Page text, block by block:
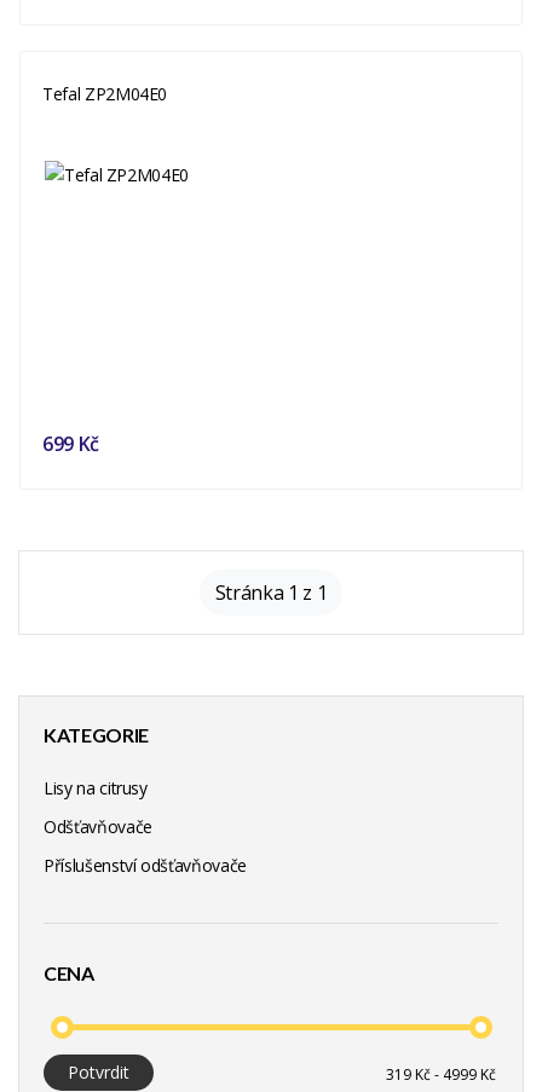
KATEGORIE
Lisy na citrusy
Odšťavňovače
Příslušenství odšťavňovače
CENA
Potvrdit
Tefal ZP2M04E0
699 Kč
Stránka 1 z 1